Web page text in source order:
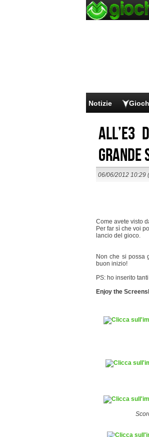
Notizie
All’E3
grande
06/06/2012 10:29
Come avete visto
Per far sì che voi
lancio del gioco.
Non che si possa
buon inizio!
PS: ho inserito
Enjoy the